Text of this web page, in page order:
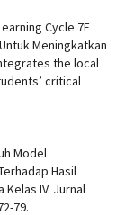
Cycle 7E
Meningkatkan
the local
critical
Model
Hasil
Kelas IV. Jurnal
79.